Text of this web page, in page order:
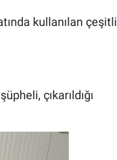
kullanılan çeşitli
çıkarıldığı